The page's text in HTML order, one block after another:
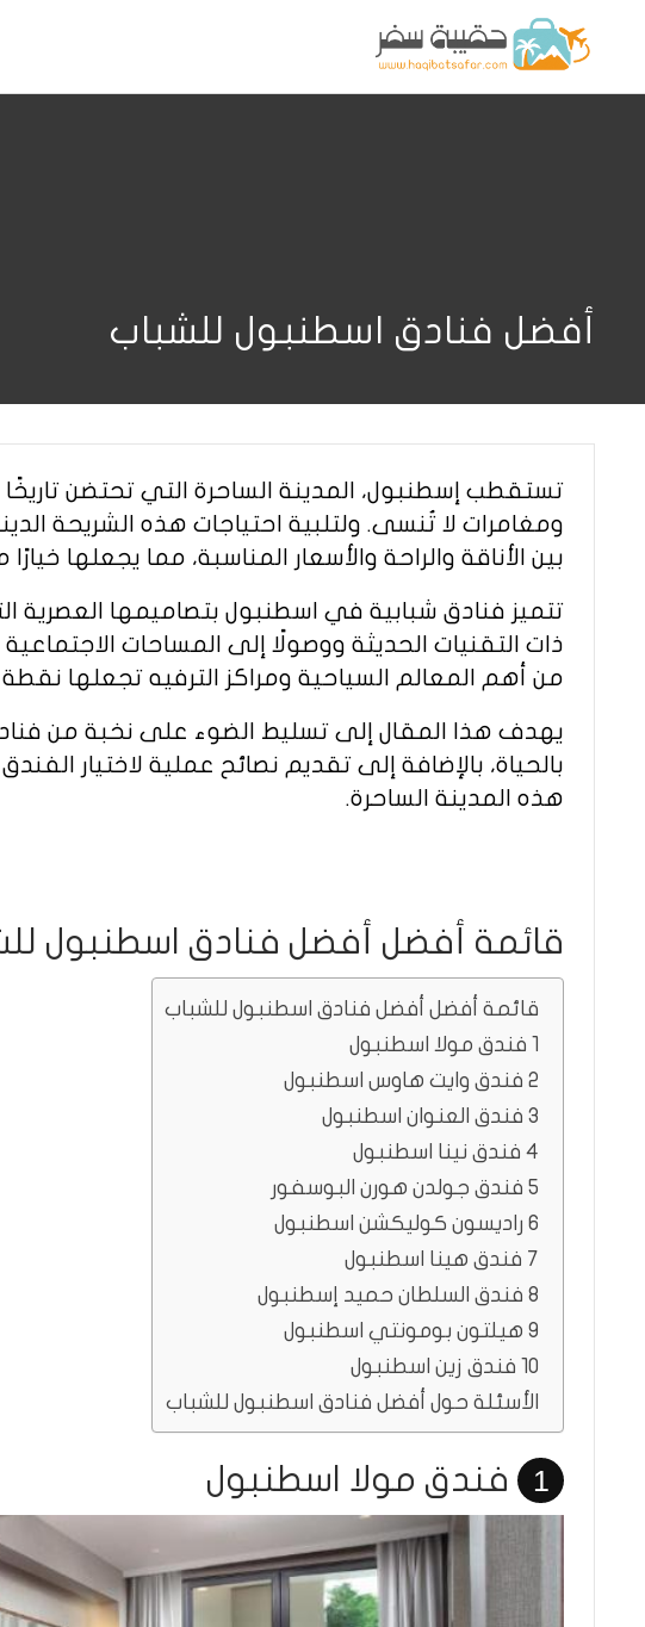
أفضل فنادق اسطنبول للشباب
تستقطب إسطنبول، المدينة الساحرة التي تحتضن تاريخًا
ومغامرات لا تُنسى. ولتلبية احتياجات هذه الشريحة
بين الأناقة والراحة والأسعار المناسبة، مما يجعلها
تتميز فنادق شبابية في اسطنبول بتصاميمها العصرية
ذات التقنيات الحديثة ووصولًا إلى المساحات
من أهم المعالم السياحية ومراكز الترفيه تجعلها
يهدف هذا المقال إلى تسليط الضوء على نخبة من
بالحياة، بالإضافة إلى تقديم نصائح عملية لاختيار
هذه المدينة الساحرة.
قائمة أفضل أفضل فنادق اسطنبول
قائمة أفضل أفضل فنادق اسطنبول للشباب
1 فندق مولا اسطنبول
2 فندق وايت هاوس اسطنبول
3 فندق العنوان اسطنبول
4 فندق نينا اسطنبول
5 فندق جولدن هورن البوسفور
6 راديسون كوليكشن اسطنبول
7 فندق هينا اسطنبول
8 فندق السلطان حميد إسطنبول
9 هيلتون بومونتي اسطنبول
10 فندق زين اسطنبول
الأسئلة حول أفضل فنادق اسطنبول للشباب
1 فندق مولا اسطنبول